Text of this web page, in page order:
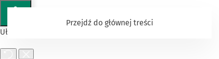
Ułatwienia dostępu
Przejdź do głównej treści